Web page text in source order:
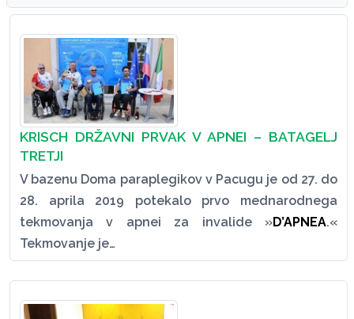
KRISCH DRŽAVNI PRVAK V APNEI – BATAGELJ
TRETJI
V bazenu Doma paraplegikov v Pacugu je od 27. do
28. aprila 2019 potekalo prvo mednarodnega
tekmovanja v apnei za invalide »D’APNEA.«
Tekmovanje je…